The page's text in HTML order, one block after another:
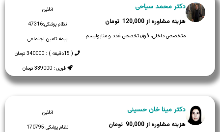
آنلاین
نظام پزشکی:47316
بیمه:تامین اجتماعی
( 15دقیقه ) : 340000 تومان
فوری : 339000 تومان
دکتر محمد سیاحی
120,000
متخصص داخلی، فوق تخصص غدد و متابولیسم
آنلاین
نظام پزشکی:170795
دکتر مینا خان حسینی
90,000